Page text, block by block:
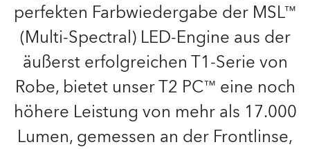
perfekten Farbwiedergabe der MSL™
(Multi-Spectral) LED-Engine aus der
äußerst erfolgreichen T1-Serie von
Robe, bietet unser T2 PC™ eine noch
höhere Leistung von mehr als 17.000
Lumen, gemessen an der Frontlinse,